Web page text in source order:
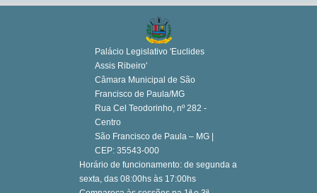
Palácio Legislativo 'Euclides
Assis Ribeiro'
Câmara Municipal de São
Francisco de Paula/MG
Rua Cel Teodorinho, nº 282 -
Centro
São Francisco de Paula – MG |
CEP: 35543-000
Horário de funcionamento: de segunda a
sexta, das 08:00hs às 17:00hs